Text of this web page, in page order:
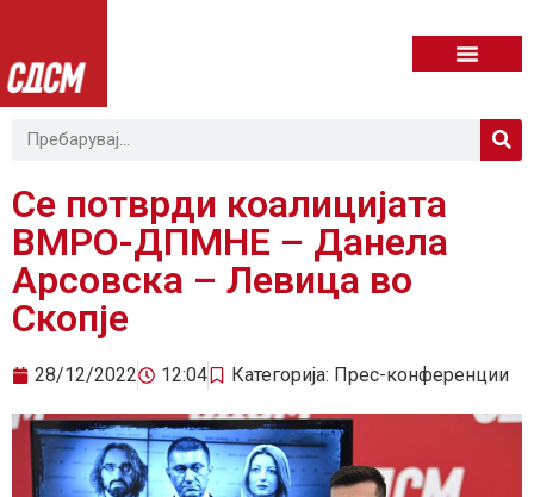
Се потврди коалицијата
ВМРО-ДПМНЕ – Данела
Арсовска – Левица во
Скопје
28/12/2022 12:04 Категорија: Прес-конференции